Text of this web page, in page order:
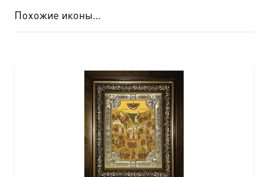
Похожие иконы…